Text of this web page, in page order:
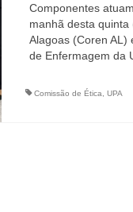
Componentes
manhã desta
Alagoas (Coren AL)
de Enfermagem da
Comissão de Ética UPA